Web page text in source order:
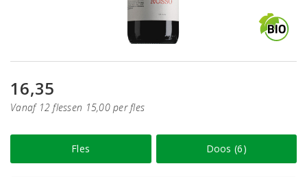
16,35
Vanaf 12 flessen 15,00 per fles
Fles Doos (6)